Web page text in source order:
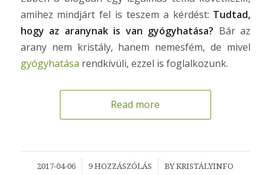
amihez mindjárt fel is teszem a kérdést: Tudtad,
hogy az aranynak is van gyógyhatása? Bár az
arany nem kristály, hanem nemesfém, de mivel
gyógyhatása rendkívüli, ezzel is foglalkozunk.
Read more
2017-04-06
/ 9 HOZZÁSZÓLÁS
/ BYKRISTÁLYINFO